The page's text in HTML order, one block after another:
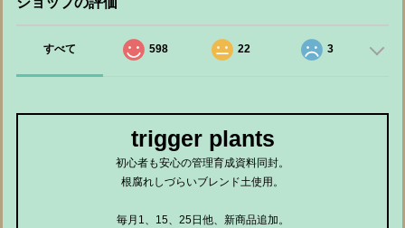
すべて 598 22 3
trigger plants
初心者も安心の管理育成資料同封。
根腐れしづらいブレンド土使用。
毎月1、15、25日他、新商品追加。